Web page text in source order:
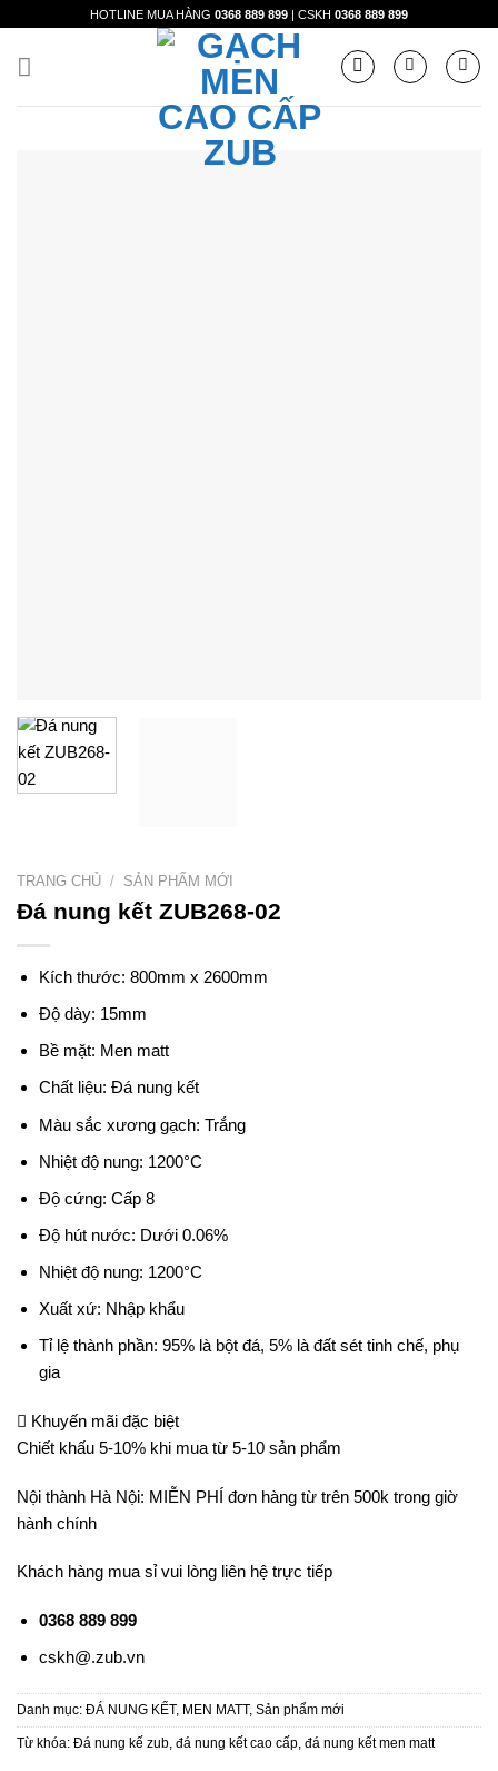
HOTLINE MUA HÀNG 0368 889 899 | CSKH 0368 889 899
TRANG CHỦ / SẢN PHẨM MỚI
Đá nung kết ZUB268-02
Kích thước: 800mm x 2600mm
Độ dày: 15mm
Bề mặt: Men matt
Chất liệu: Đá nung kết
Màu sắc xương gạch: Trắng
Nhiệt độ nung: 1200°C
Độ cứng: Cấp 8
Độ hút nước: Dưới 0.06%
Nhiệt độ nung: 1200°C
Xuất xứ: Nhập khẩu
Tỉ lệ thành phần: 95% là bột đá, 5% là đất sét tinh chế, phụ
gia
Khuyến mãi đặc biệt
Chiết khấu 5-10% khi mua từ 5-10 sản phẩm
Nội thành Hà Nội: MIỄN PHÍ đơn hàng từ trên 500k trong giờ
hành chính
Khách hàng mua sỉ vui lòng liên hệ trực tiếp
0368 889 899
cskh@.zub.vn
Danh mục: ĐÁ NUNG KẾT, MEN MATT, Sản phẩm mới
Từ khóa: Đá nung kế zub, đá nung kết cao cấp, đá nung kết men matt